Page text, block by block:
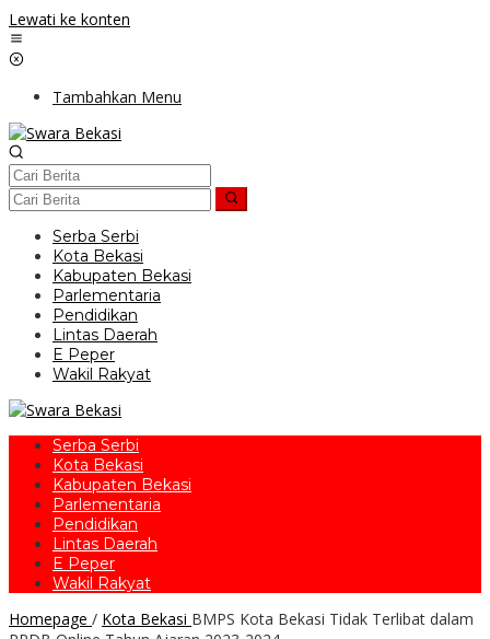
Lewati ke konten
Tambahkan Menu
Serba Serbi
Kota Bekasi
Kabupaten Bekasi
Parlementaria
Pendidikan
Lintas Daerah
E Peper
Wakil Rakyat
Serba Serbi
Kota Bekasi
Kabupaten Bekasi
Parlementaria
Pendidikan
Lintas Daerah
E Peper
Wakil Rakyat
Homepage / Kota Bekasi BMPS Kota Bekasi Tidak Terlibat dalam